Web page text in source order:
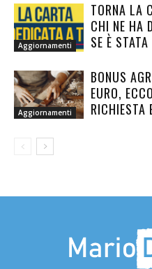
Aggiornamenti
TORNA LA
CHI NE HA
SE È
Aggiornamenti
BONUS
EURO,
RICHIESTA